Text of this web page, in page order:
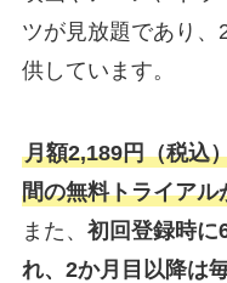
ツが見放題であり
供しています。
月額2,189円（税込
間の無料トライア
また、 初回登録時に
れ、2か月目以降は